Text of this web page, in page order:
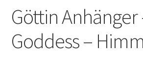
Göttin Anhänger
Goddess –